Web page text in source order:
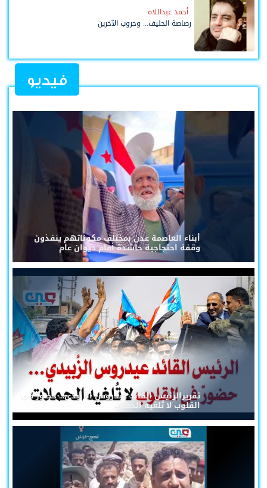
أحمد عبداللاه
رصاصة الحليف... وحروب الآخرين
فيديو
أبناء العاصمة عدن بمختلف مكوناتهم ينفذون
وقفة احتجاجية حاشدة أمام ديوان عام
تقريرالرئيس القائد عيدروس الزُبيدي... حضورٌ في
القلوب لا تُلغيه الحملات